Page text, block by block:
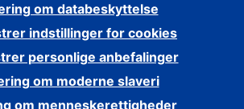
om databeskyttelse
indstillinger for cookies
personlige anbefalinger
om moderne slaveri
om menneskerettigheder